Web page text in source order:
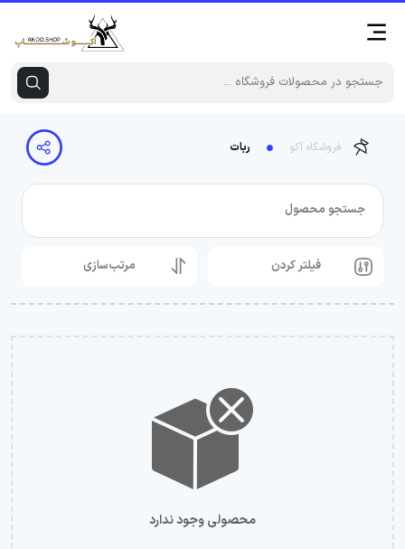
فروشگاه آکو ربات
جستجو محصول
فیلتر کردن مرتب‌سازی
محصولی وجود ندارد